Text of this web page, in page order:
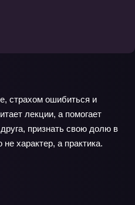
страхом ошибиться и
лекции, а помогает
признать свою долю в
характер, а практика.